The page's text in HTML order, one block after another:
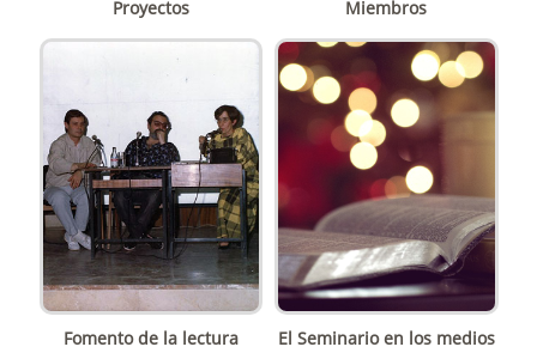
Proyectos Miembros
Fomento de la lectura El Seminario en los medios